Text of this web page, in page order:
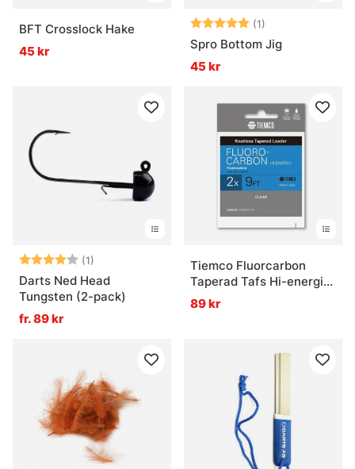
BFT Crosslock Hake
45 kr
Betyg: (1)
Spro Bottom Jig
45 kr
Betyg: (1)
4.0 utav 5 stjärnor
Darts Ned Head
Tungsten (2-pack)
fr. 89 kr
Tiemco Fluorcarbon
Taperad Tafs Hi-energi
9ft
89 kr